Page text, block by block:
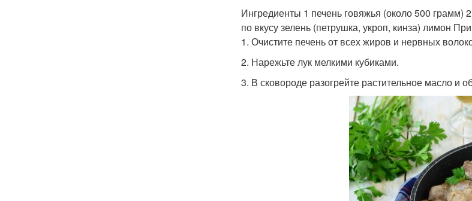
Ингредиенты 1 печень говяжья (около 500 грамм)
по вкусу зелень (петрушка, укроп, кинза) лимон
1. Очистите печень от всех жиров и нервных
2. Нарежьте лук мелкими кубиками.
3. В сковороде разогрейте растительное масло и